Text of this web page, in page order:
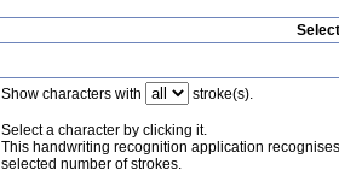
Show characters with stroke(s).
Select a character by clicking it.
This handwriting recognition application
selected number of strokes.